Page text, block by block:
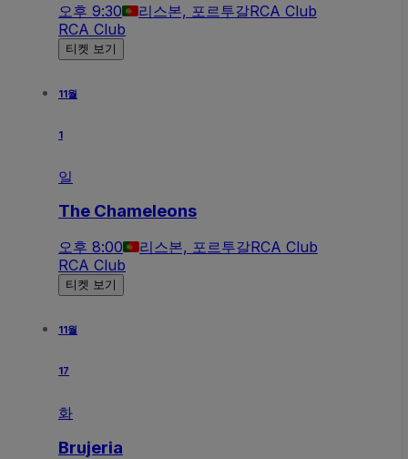
오후 9:30 리스본, 포르투갈RCA Club
RCA Club
티켓 보기
11월
1
일
The Chameleons
오후 8:00 리스본, 포르투갈RCA Club
RCA Club
티켓 보기
11월
17
화
Brujeria